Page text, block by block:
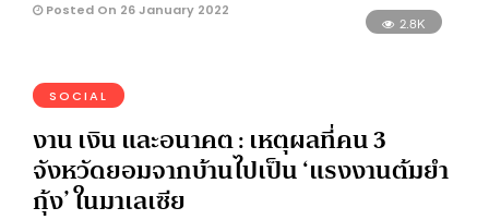
Posted On 26 January 2022
2.8K
SOCIAL
งาน เงิน และอนาคต : เหตุผลที่คน 3
จังหวัดยอมจากบ้านไปเป็น ‘แรงงานต้มยำ
กุ้ง’ ในมาเลเซีย